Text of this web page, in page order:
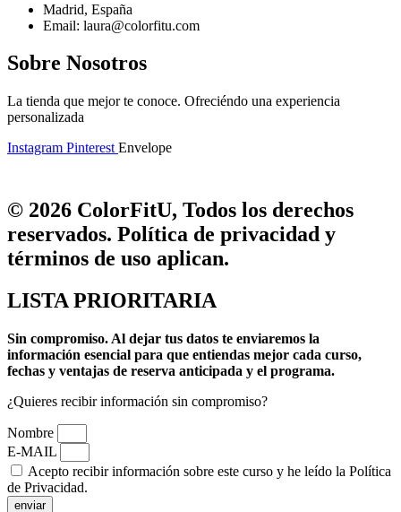
Madrid, España
Email: laura@colorfitu.com
Sobre Nosotros
La tienda que mejor te conoce. Ofreciéndo una experiencia
personalizada
Instagram Pinterest Envelope
© 2026 ColorFitU, Todos los derechos
reservados. Política de privacidad y
términos de uso aplican.
LISTA PRIORITARIA
Sin compromiso. Al dejar tus datos te enviaremos la
información esencial para que entiendas mejor cada curso,
fechas y ventajas de reserva anticipada y el programa.
¿Quieres recibir información sin compromiso?
Nombre
E-MAIL
Acepto recibir información sobre este curso y he leído la Política
de Privacidad.
enviar